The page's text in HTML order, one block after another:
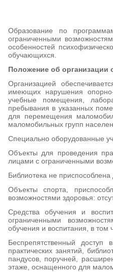
Образование по
ограниченными
особенностей
обучающихся.
Положение об организации
Организацией
имеющих нарушения опорно-
учебные помещения,
пребывания в указанных
для перемещения
маломобильных групп
Специально оборудованные
Объекты для проведения
лицами с ограниченными
Библиотека не
Объекты спорта,
возможностями здоровья:
Средства обучения и
ограниченными
обучения и воспитания, в
Беспрепятственный
практических занятий,
пандусов, поручней,
этаже, оснащенного для